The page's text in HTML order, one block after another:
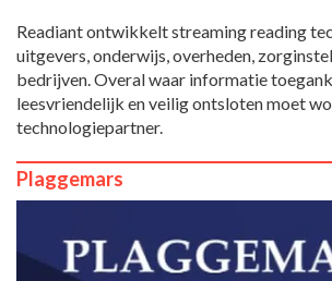
Readiant ontwikkelt streaming reading
uitgevers, onderwijs, overheden,
bedrijven. Overal waar informatie
leesvriendelijk en veilig ontsloten moet
technologiepartner.
Plaggemars